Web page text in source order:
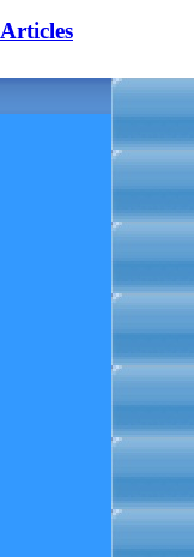
Articles